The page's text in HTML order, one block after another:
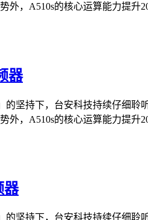
外，A510s的核心运算能力提升
器
的坚持下，台安科技持续仔细
外，A510s的核心运算能力提升
器
的坚持下，台安科技持续仔细